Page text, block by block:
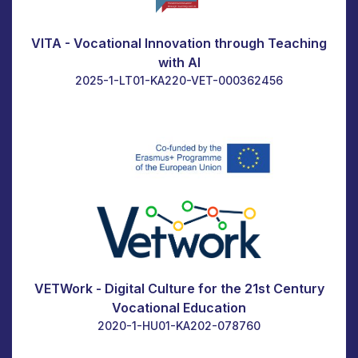
VITA - Vocational Innovation through Teaching
with AI
2025-1-LT01-KA220-VET-000362456
VETWork - Digital Culture for the 21st Century
Vocational Education
2020-1-HU01-KA202-078760